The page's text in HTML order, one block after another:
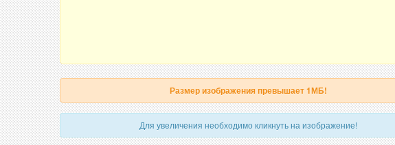
Размер изображения превышает 1МБ!
Для увеличения необходимо кликнуть на изображение!